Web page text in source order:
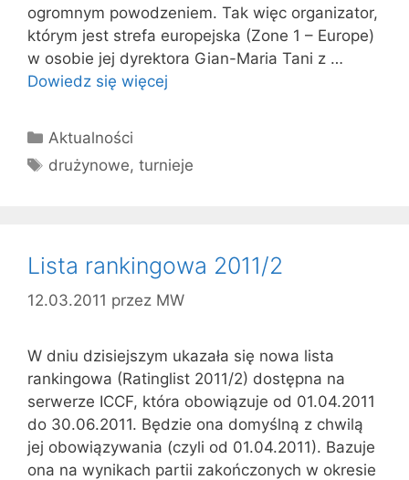
ogromnym powodzeniem. Tak więc organizator,
którym jest strefa europejska (Zone 1 – Europe)
w osobie jej dyrektora Gian-Maria Tani z …
Dowiedz się więcej
Kategorie
Aktualności
Tagi
drużynowe,turnieje
Lista rankingowa 2011/2
12.03.2011 przez MW
W dniu dzisiejszym ukazała się nowa lista
rankingowa (Ratinglist 2011/2) dostępna na
serwerze ICCF, która obowiązuje od 01.04.2011
do 30.06.2011. Będzie ona domyślną z chwilą
jej obowiązywania (czyli od 01.04.2011). Bazuje
ona na wynikach partii zakończonych w okresie